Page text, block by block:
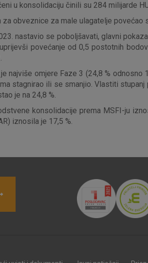
u konsolidaciju činili su 284 milijarde
obveznice za male ulagatelje povećao
nastavio se poboljšavati, glavni
povećanje od 0,5 postotnih
najviše omjere Faze 3 (24,8 %
stagnirao ili se smanjio. Vlastiti
je na 24,8 %.
konsolidacije prema MSFI-ju
iznosila je 17,5 %.
Marketinški
kolačići